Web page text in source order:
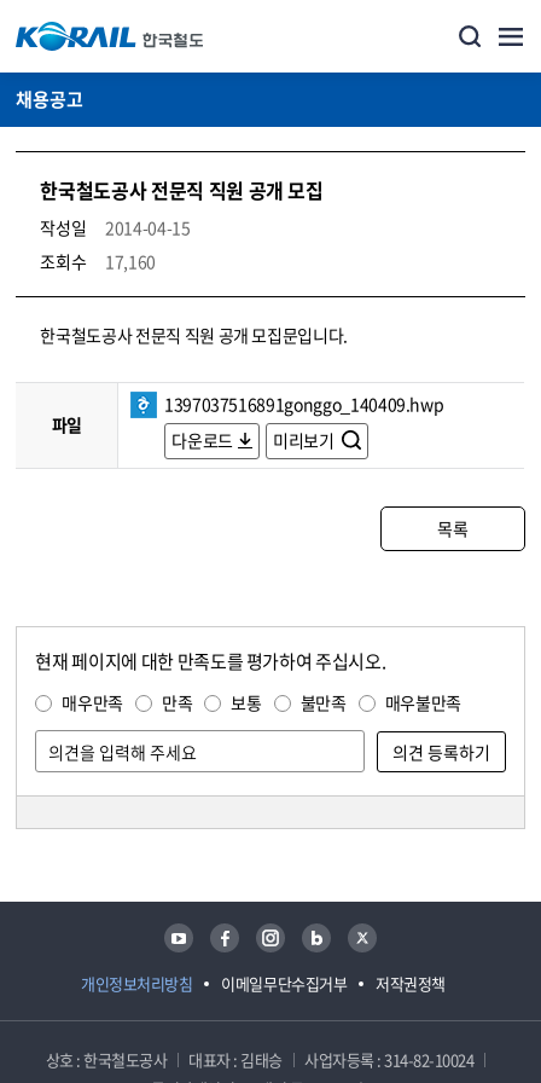
채용공고
한국철도공사 전문직 직원 공개 모집
작성일
2014-04-15
조회수
17,160
코레일소개_경영공시_채용공고 상세보기 – 내용, 파일, 담당자 연락처로 구성
한국철도공사 전문직 직원 공개 모집문입니다.
파일
1397037516891gonggo_140409.hwp
다운로드
미리보기
목록
현재 페이지에 대한 만족도를 평가하여 주십시오.
매우만족 만족 보통 불만족 매우불만족
개인정보처리방침 이메일무단수집거부 저작권정책
유튜브 페이스북 인스타그램 블로그 트위터
상호 : 한국철도공사 대표자 : 김태승
사업자등록 : 314-82-10024